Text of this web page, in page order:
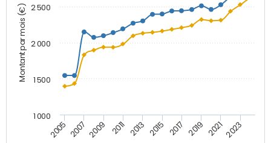
Montant par mois (€)
2005 2007 2009 2011 2013 2015 2017 2019 2021 2023
1 000
1 500
2 000
2 500